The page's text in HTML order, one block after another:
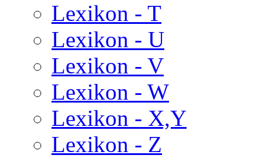
Lexikon - T
Lexikon - U
Lexikon - V
Lexikon - W
Lexikon - X,Y
Lexikon - Z